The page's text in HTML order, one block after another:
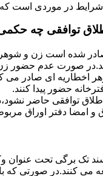
شرایط در موردی
توافقی چه حکمی
شده است زن و شوهر
صورت عدم حضور
اخطاریه ای صادر می
حضور پیدا کنند.
توافقی حاضر
و امضا دفتر اوراق
برگی تحت عنوان
می کنند.در صورتی که